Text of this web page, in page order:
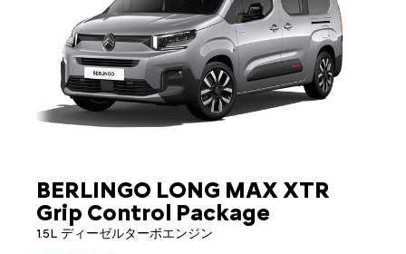
BERLINGO LONG MAX XTR
Grip Control Package
1.5L ディーゼルターボエンジン